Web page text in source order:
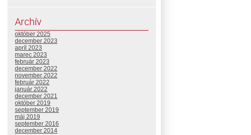
Archív
október 2025
december 2023
apríl 2023
marec 2023
február 2023
december 2022
november 2022
február 2022
január 2022
december 2021
október 2019
september 2019
máj 2019
september 2016
december 2014